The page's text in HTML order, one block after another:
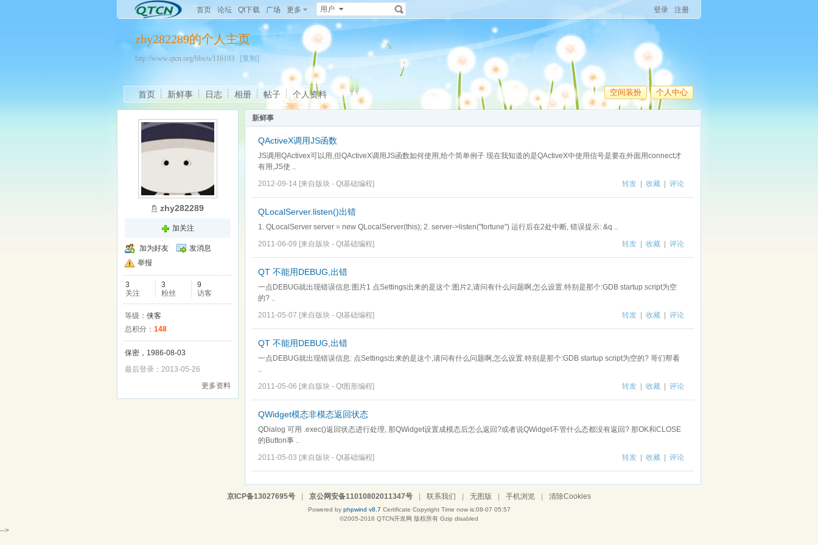
首页 论坛 Qt下载 广场 更多 用户 登录 注册
zhy282289的个人主页
http://www.qtcn.org/bbs/u/116193 [复制]
空间装扮 个人中心
首页 新鲜事 日志 相册 帖子 个人资料
zhy282289
加关注
加为好友
发消息
举报
3
关注
3
粉丝
9
访客
等级： 侠客
总积分： 148
保密，1986-08-03
最后登录：2013-05-26
更多资料
新鲜事
QActiveX调用JS函数
JS调用QActivex可以用,但QActiveX调用JS函数如何使用,给个简单例子 现在我知道的是QActiveX中使用信号是要在外面用connect才
有用,JS使 ..
转发
收藏 评论
2012-09-14 [来自版块 - Qt基础编程]
QLocalServer.listen()出错
1. QLocalServer server = new QLocalServer(this); 2. server->listen("fortune") 运行后在2处中断, 错误提示: &q ..
转发
收藏 评论
2011-06-09 [来自版块 - Qt基础编程]
QT 不能用DEBUG,出错
一点DEBUG就出现错误信息:图片1 点Settings出来的是这个:图片2,请问有什么问题啊,怎么设置.特别是那个:GDB startup script为空
的? ..
转发
收藏 评论
2011-05-07 [来自版块 - Qt基础编程]
QT 不能用DEBUG,出错
一点DEBUG就出现错误信息: 点Settings出来的是这个,请问有什么问题啊,怎么设置.特别是那个:GDB startup script为空的? 哥们帮看
..
转发
收藏 评论
2011-05-06 [来自版块 - Qt图形编程]
QWidget模态非模态返回状态
QDialog 可用 .exec()返回状态进行处理, 那QWidget设置成模态后怎么返回?或者说QWidget不管什么态都没有返回? 那OK和CLOSE
的Button事 ..
转发
收藏 评论
2011-05-03 [来自版块 - Qt基础编程]
京ICP备13027695号 京公网安备11010802011347号 联系我们 无图版 手机浏览 清除Cookies
Powered by phpwind v8.7 Certificate Copyright Time now is:08-07 05:57
©2005-2016 QTCN开发网 版权所有 Gzip disabled
-->